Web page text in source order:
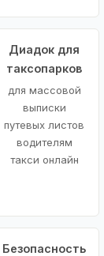
Диадок для
таксопарков
для массовой
выписки
путевых листов
водителям
такси онлайн
Безопасность